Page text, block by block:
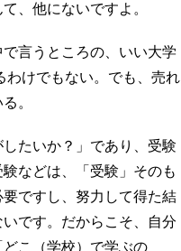
、他にないですよ。
言うところの、いい大学
わけでもない。でも、売れ
。
たいか？」であり、受験
などは、「受験」そのも
ですし、努力して得た結
です。だからこそ、自分
こ（学校）で学ぶの